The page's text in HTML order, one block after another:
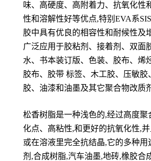
味、高硬度、高附着力、抗氧化性
性和溶解性好等优点,特别EVA系
胶中具有优良的相容性和耐候性及
广泛应用于胶粘剂、接着剂、双面
水、书本装订版、色装、胶布、烯
胶布、胶带 标签、木工胶、压敏胶
胶、油漆和油墨及其它聚合物改质
松香树脂是一种浅色的,经过高度聚
化点、高粘性,和更好的抗氧化性,
或在溶液里完全抗结晶,它的多种用
剂,合成树脂,汽车油墨,地砖,橡胶合